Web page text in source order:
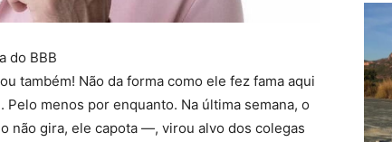
do BBB
também! Não da forma como ele fez fama aqui
menos por enquanto. Na última semana, o
não gira, ele capota —, virou alvo dos colegas